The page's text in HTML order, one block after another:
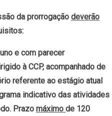
da prorrogação deverão
e com parecer
à CCP, acompanhado de
referente ao estágio atual
indicativo das atividades
Prazo máximo de 120